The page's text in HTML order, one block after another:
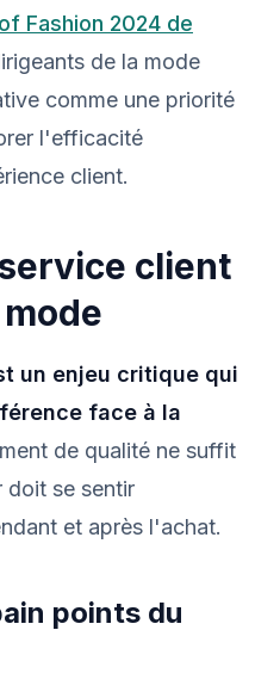
Fashion 2024 de
de la mode
comme une priorité
l'efficacité
client.
client
un enjeu critique qui
face à la
de qualité ne suffit
doit se sentir
et après l'achat.
points du